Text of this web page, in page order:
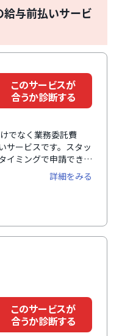
給与前払いサービ
このサービスが
合うか診断する
でなく業務委託費
サービスです。スタッ
イミングで申請でき、
口座に入金されます。
用など企業負担は一切
接払いのどちらにも
詳細をみる
このサービスが
合うか診断する